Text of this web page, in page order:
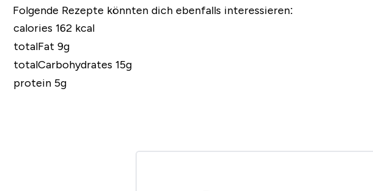
Folgende Rezepte könnten dich ebenfalls interessieren:
calories 162 kcal
totalFat 9g
totalCarbohydrates 15g
protein 5g